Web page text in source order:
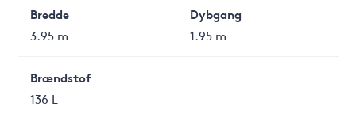
Bredde
3.95 m
Dybgang
1.95 m
Brændstof
136 L